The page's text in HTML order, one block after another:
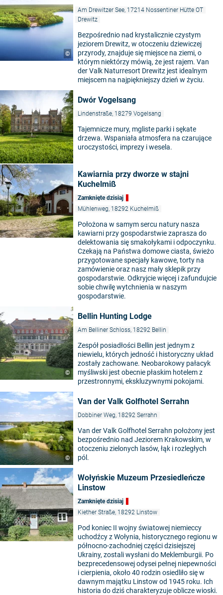
©
Am Drewitzer See, 17214 Nossentiner Hütte OT
Drewitz
Bezpośrednio nad krystalicznie czystym
jeziorem Drewitz, w otoczeniu dziewiczej
przyrody, znajduje się miejsce na ziemi, o
którym niektórzy mówią, że jest rajem. Van
der Valk Naturresort Drewitz jest idealnym
miejscem na najpiękniejszy dzień w życiu.
Dwór Vogelsang
Lindenstraße, 18279 Vogelsang
Tajemnicze mury, mgliste parki i sękate
drzewa. Wspaniała atmosfera na czarujące
uroczystości, imprezy i wesela.
Kawiarnia przy dworze w stajni
Kuchelmiß
Zamknięte dzisiaj
Mühlenweg, 18292 Kuchelmiß
Położona w samym sercu natury nasza
kawiarni przy gospodarstwie zaprasza do
delektowania się smakołykami i odpoczynku.
Czekają na Państwa domowe ciasta, świeżo
przygotowane specjały kawowe, torty na
zamówienie oraz nasz mały sklepik przy
gospodarstwie. Odkryjcie więcej i zafundujcie
sobie chwilę wytchnienia w naszym
gospodarstwie.
©
Bellin Hunting Lodge
Am Belliner Schloss, 18292 Bellin
Zespół posiadłości Bellin jest jednym z
niewielu, których jedność i historyczny układ
zostały zachowane. Neobarokowy pałacyk
myśliwski jest obecnie płaskim hotelem z
przestronnymi, ekskluzywnymi pokojami.
©
Van der Valk Golfhotel Serrahn
Dobbiner Weg, 18292 Serrahn
Van der Valk Golfhotel Serrahn położony jest
bezpośrednio nad Jeziorem Krakowskim, w
otoczeniu zielonych lasów, łąk i rozległych
pól.
Wołyńskie Muzeum Przesiedleńcze
Linstow
Zamknięte dzisiaj
Kiether Straße, 18292 Linstow
Pod koniec II wojny światowej niemieccy
uchodźcy z Wołynia, historycznego regionu w
północno-zachodniej części dzisiejszej
Ukrainy, zostali wysłani do Meklemburgii. Po
bezprecedensowej odysei pełnej niepewności
i cierpienia, około 40 rodzin osiedliło się w
dawnym majątku Linstow od 1945 roku. Ich
historia do dziś charakteryzuje oblicze wioski.